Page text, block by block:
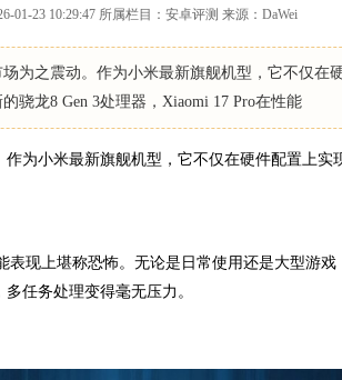
01-23 10:29:47 所属栏目：安卓评测 来源：DaWei
之震动。作为小米最新旗舰机型，它不仅在
龙8 Gen 3处理器，Xiaomi 17 Pro在性能
小米最新旗舰机型，它不仅在硬件配置上实
现上堪称恐怖。无论是日常使用还是大型游戏
任务处理变得毫无压力。